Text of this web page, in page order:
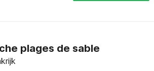
plages de sable